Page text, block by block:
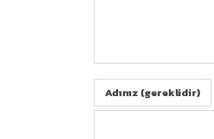
Adınız (gereklidir)